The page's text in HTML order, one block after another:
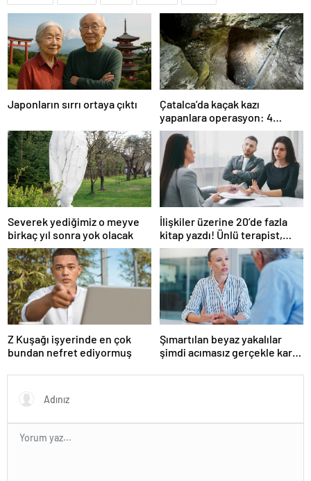
Japonların sırrı ortaya çıktı
Çatalca’da kaçak kazı
yapanlara operasyon: 4
gözaltı
Severek yediğimiz o meyve
birkaç yıl sonra yok olacak
İlişkiler üzerine 20’de fazla
kitap yazdı! Ünlü terapist,
boşanmaların gerçek
suçlularını açıklıyor
Z Kuşağı işyerinde en çok
bundan nefret ediyormuş
Şımartılan beyaz yakalılar
şimdi acımasız gerçekle karşı